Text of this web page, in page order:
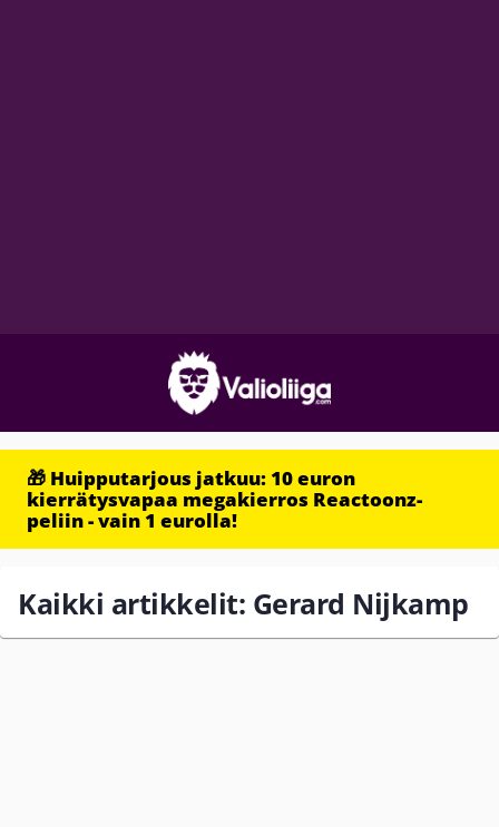
🎁 Huipputarjous jatkuu: 10 euron
kierrätysvapaa megakierros Reactoonz-
peliin - vain 1 eurolla!
Kaikki artikkelit: Gerard Nijkamp